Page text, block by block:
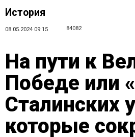
История
08.05.2024 09:15 84082
На пути к
Победе или
Сталинских
которые